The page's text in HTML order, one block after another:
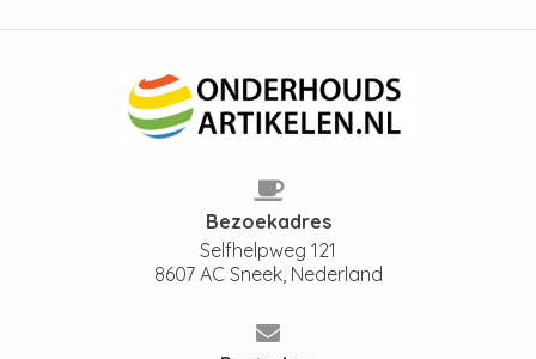
Bezoekadres
Selfhelpweg 121
8607 AC Sneek, Nederland